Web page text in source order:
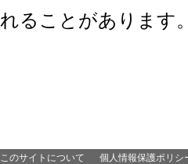
れることがあります
このサイトについて 個人情報保護ポリシ